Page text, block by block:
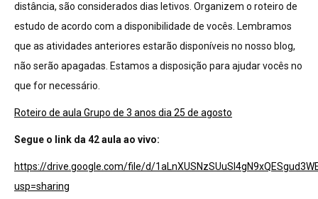
distância, são considerados dias letivos. Organizem o roteiro de
estudo de acordo com a disponibilidade de vocês. Lembramos
que as atividades anteriores estarão disponíveis no nosso blog,
não serão apagadas. Estamos a disposição para ajudar vocês no
que for necessário.
Roteiro de aula Grupo de 3 anos dia 25 de agosto
Segue o link da 42 aula ao vivo:
https://drive.google.com/file/d/
usp=sharing